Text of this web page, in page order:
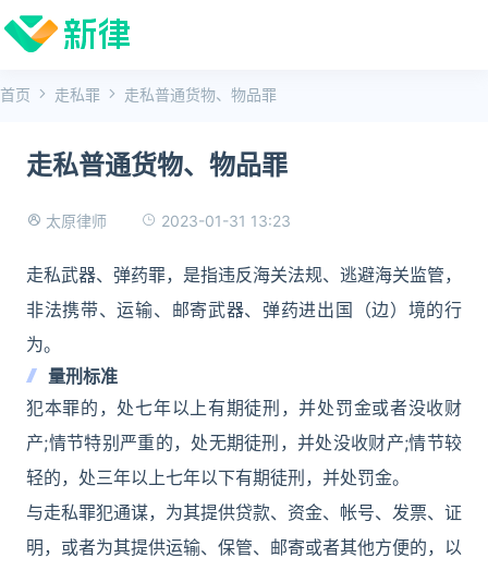
首页 走私罪 走私普通货物、物品罪
走私普通货物、物品罪
太原律师 2023-01-31 13:23
走私武器、弹药罪，是指违反海关法规、逃避海关监管，
非法携带、运输、邮寄武器、弹药进出国（边）境的行
为。
量刑标准
犯本罪的，处七年以上有期徒刑，并处罚金或者没收财
产;情节特别严重的，处无期徒刑，并处没收财产;情节较
轻的，处三年以上七年以下有期徒刑，并处罚金。
与走私罪犯通谋，为其提供贷款、资金、帐号、发票、证
明，或者为其提供运输、保管、邮寄或者其他方便的，以